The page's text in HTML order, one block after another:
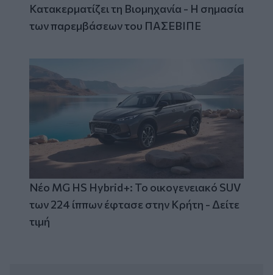
Κατακερματίζει τη Βιομηχανία - Η σημασία
των παρεμβάσεων του ΠΑΣΕΒΙΠΕ
Νέο MG HS Hybrid+: Το οικογενειακό SUV
των 224 ίππων έφτασε στην Κρήτη - Δείτε
τιμή